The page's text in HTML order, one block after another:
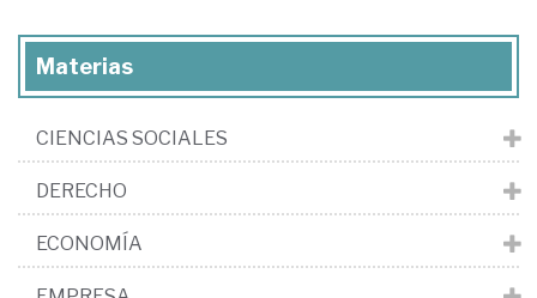
Materias
CIENCIAS SOCIALES
DERECHO
ECONOMÍA